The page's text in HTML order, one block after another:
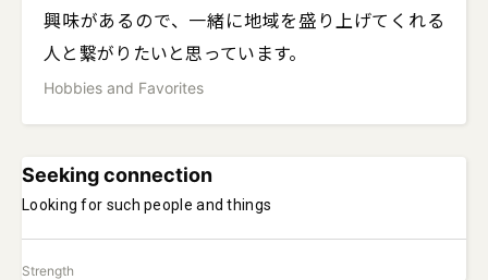
興味があるので、一緒に地域を盛り上げてくれる
人と繋がりたいと思っています。
Hobbies and Favorites
Seeking connection
Looking for such people and things
Strength